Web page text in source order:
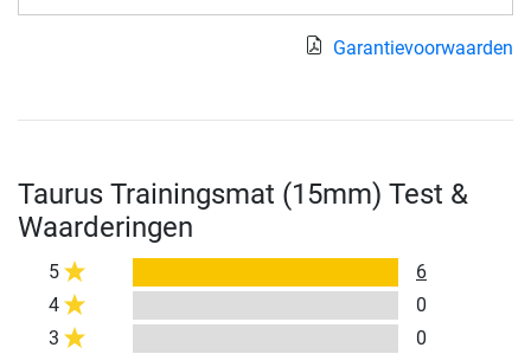
Garantievoorwaarden
Taurus Trainingsmat (15mm) Test &
Waarderingen
5
6
4
0
3
0